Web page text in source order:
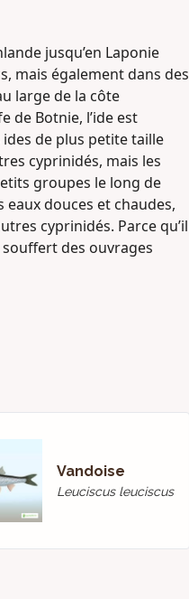
jusqu’en Laponie
mais également dans des
large de la côte
de Botnie, l’ide est
de plus petite taille
cyprinidés, mais les
groupes le long de
eaux douces et chaudes,
cyprinidés. Parce qu’il
souffert des ouvrages
Vandoise
Leuciscus leuciscus